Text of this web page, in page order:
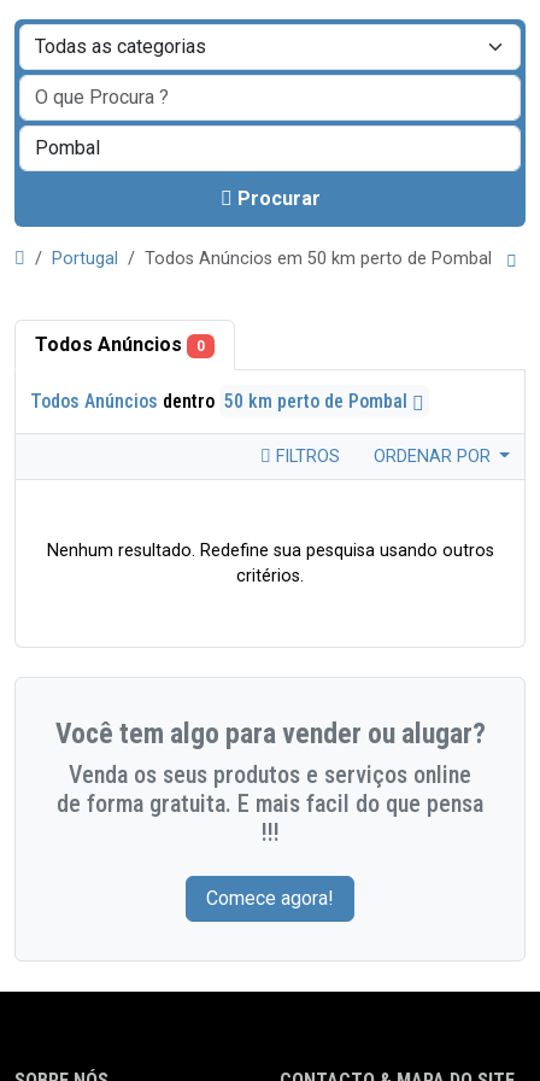
Procurar
Portugal Todos Anúncios em 50 km perto de Pombal
Todos Anúncios 0
Todos Anúncios dentro 50 km perto de Pombal
FILTROS ORDENAR POR
Nenhum resultado. Redefine sua pesquisa usando outros
critérios.
Você tem algo para vender ou alugar?
Venda os seus produtos e serviços online
de forma gratuita. E mais facil do que pensa
!!!
Comece agora!